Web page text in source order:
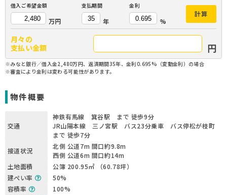
借入ご希望金額
万円
支払期間
年
金利
%
計算
月々の
支払い金額
円
※みなと銀行／借入金2,480万円、返済期間35年、金利0.695%（変動金利）の場合
※審査により金利は変わる可能性があります。
物件概要
交通
神鉄有馬線 箕谷駅 まで 徒歩9分
JR山陽本線 三ノ宮駅 バス23分乗車 バス停松が枝町
まで 徒歩7分
接道状況
北側 公道7m 間口約9.8m
西側 公道6m 間口約14m
土地面積
公簿 200.95㎡ （60.78坪）
建ぺい率
50%
容積率
100%